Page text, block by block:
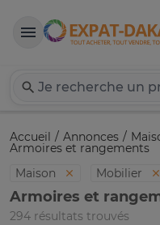
Accueil Annonces
Armoires et rangements
Maison
Mobilier
Armoires et
294 résultats trouvés